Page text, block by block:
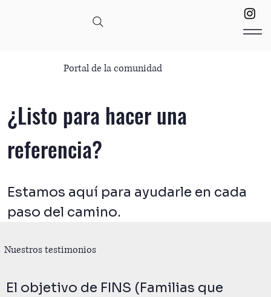
Portal de la comunidad
¿Listo para hacer una
referencia?
Estamos aquí para ayudarle en cada
paso del camino.
Nuestros testimonios
El objetivo de FINS (Familias que